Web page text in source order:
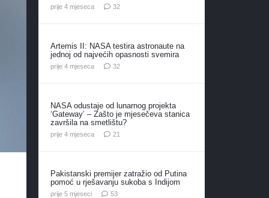
prije 4 mjeseca 32komentara
Artemis II: NASA testira astronaute na
jednoj od najvećih opasnosti svemira
prije 4 mjeseca 32komentara
NASA odustaje od lunarnog projekta
‘Gateway’ – Zašto je mjesečeva stanica
završila na smetlištu?
prije 4 mjeseca 21
Pakistanski premijer zatražio od Putina
pomoć u rješavanju sukoba s Indijom
prije 5 mjeseci 53komentara